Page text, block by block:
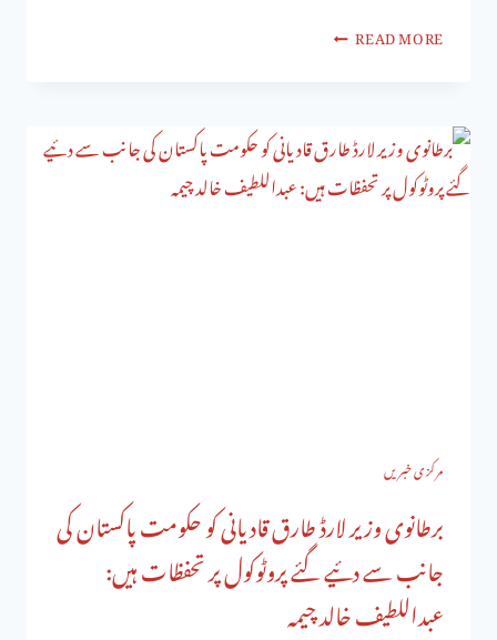
READ MORE
مرکزی خبریں
برطانوی وزیر لارڈ طارق قادیانی کو حکومت پاکستان کی
جانب سے دئیے گئے پروٹوکول پر تحفظات ہیں:
عبداللطیف خالد چیمہ